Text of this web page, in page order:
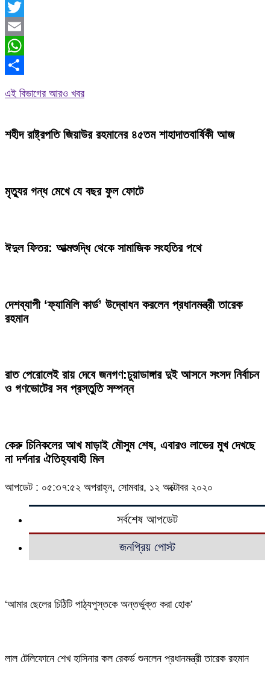
Facebook
Twitter
Email
WhatsApp
এই বিভাগের আরও খবর
শহীদ রাষ্ট্রপতি জিয়াউর রহমানের ৪৫তম শাহাদাতবার্ষিকী আজ
মৃত্যুর গন্ধ মেখে যে বছর ফুল ফোটে
ঈদুল ফিতর: আত্মশুদ্ধি থেকে সামাজিক সংহতির পথে
দেশব্যাপী ‘ফ্যামিলি কার্ড’ উদ্বোধন করলেন প্রধানমন্ত্রী তারেক
রহমান
রাত পেরোলেই রায় দেবে জনগণ:চুয়াডাঙ্গার দুই আসনে সংসদ নির্বাচন
ও গণভোটের সব প্রস্তুতি সম্পন্ন
কেরু চিনিকলের আখ মাড়াই মৌসুম শেষ, এবারও লাভের মুখ দেখছে
না দর্শনার ঐতিহ্যবাহী মিল
আপডেট : ০৫:৩৭:৫২ অপরাহ্ন, সোমবার, ১২ অক্টোবর ২০২০
সর্বশেষ আপডেট
জনপ্রিয় পোস্ট
‘আমার ছেলের চিঠিটি পাঠ্যপুস্তকে অন্তর্ভুক্ত করা হোক’
লাল টেলিফোনে শেখ হাসিনার কল রেকর্ড শুনলেন প্রধানমন্ত্রী তারেক রহমান